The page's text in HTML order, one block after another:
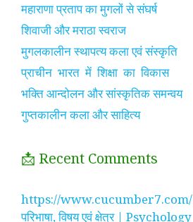
महाराणा प्रताप का मुगलों से संघर्ष
शिवाजी और मराठा स्वराज
मुगलकालीन स्थापत्य कला एवं संस्कृति
प्राचीन भारत में शिक्षा का विकास
भक्ति आन्दोलन और सांस्कृतिक समन्वय
गुप्तकालीन कला और साहित्य
📩 Recent Comments
https://www.cucumber7.com/
परिभाषा, विषय एवं क्षेत्र | Psychology